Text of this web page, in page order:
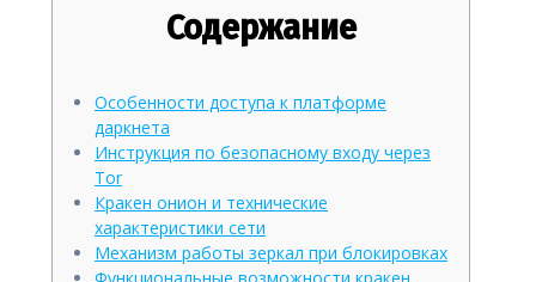
Содержание
Особенности доступа к платформе
даркнета
Инструкция по безопасному входу через
Tor
Кракен онион и технические
характеристики сети
Механизм работы зеркал при блокировках